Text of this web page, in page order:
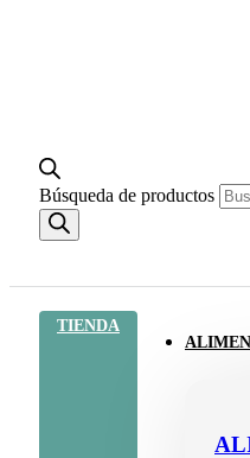
Búsqueda de productos
TIENDA